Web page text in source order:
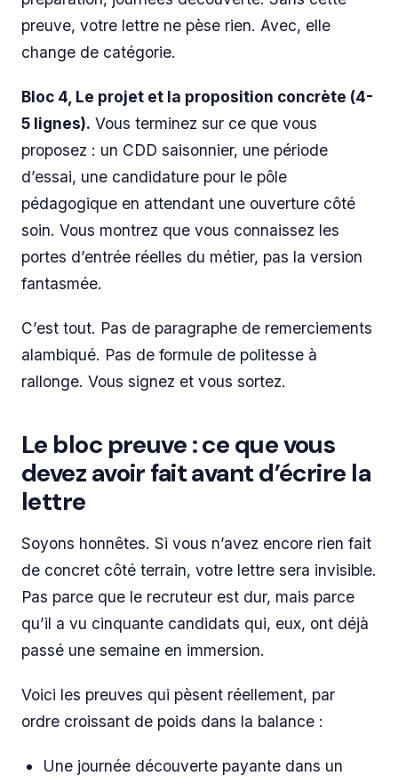
preuve, votre lettre ne pèse rien. Avec, elle
change de catégorie.
Bloc 4, Le projet et la proposition concrète (4-
5 lignes). Vous terminez sur ce que vous
proposez : un CDD saisonnier, une période
d’essai, une candidature pour le pôle
pédagogique en attendant une ouverture côté
soin. Vous montrez que vous connaissez les
portes d’entrée réelles du métier, pas la version
fantasmée.
C’est tout. Pas de paragraphe de remerciements
alambiqué. Pas de formule de politesse à
rallonge. Vous signez et vous sortez.
Le bloc preuve : ce que vous
devez avoir fait avant d’écrire la
lettre
Soyons honnêtes. Si vous n’avez encore rien fait
de concret côté terrain, votre lettre sera invisible.
Pas parce que le recruteur est dur, mais parce
qu’il a vu cinquante candidats qui, eux, ont déjà
passé une semaine en immersion.
Voici les preuves qui pèsent réellement, par
ordre croissant de poids dans la balance :
Une journée découverte payante dans un